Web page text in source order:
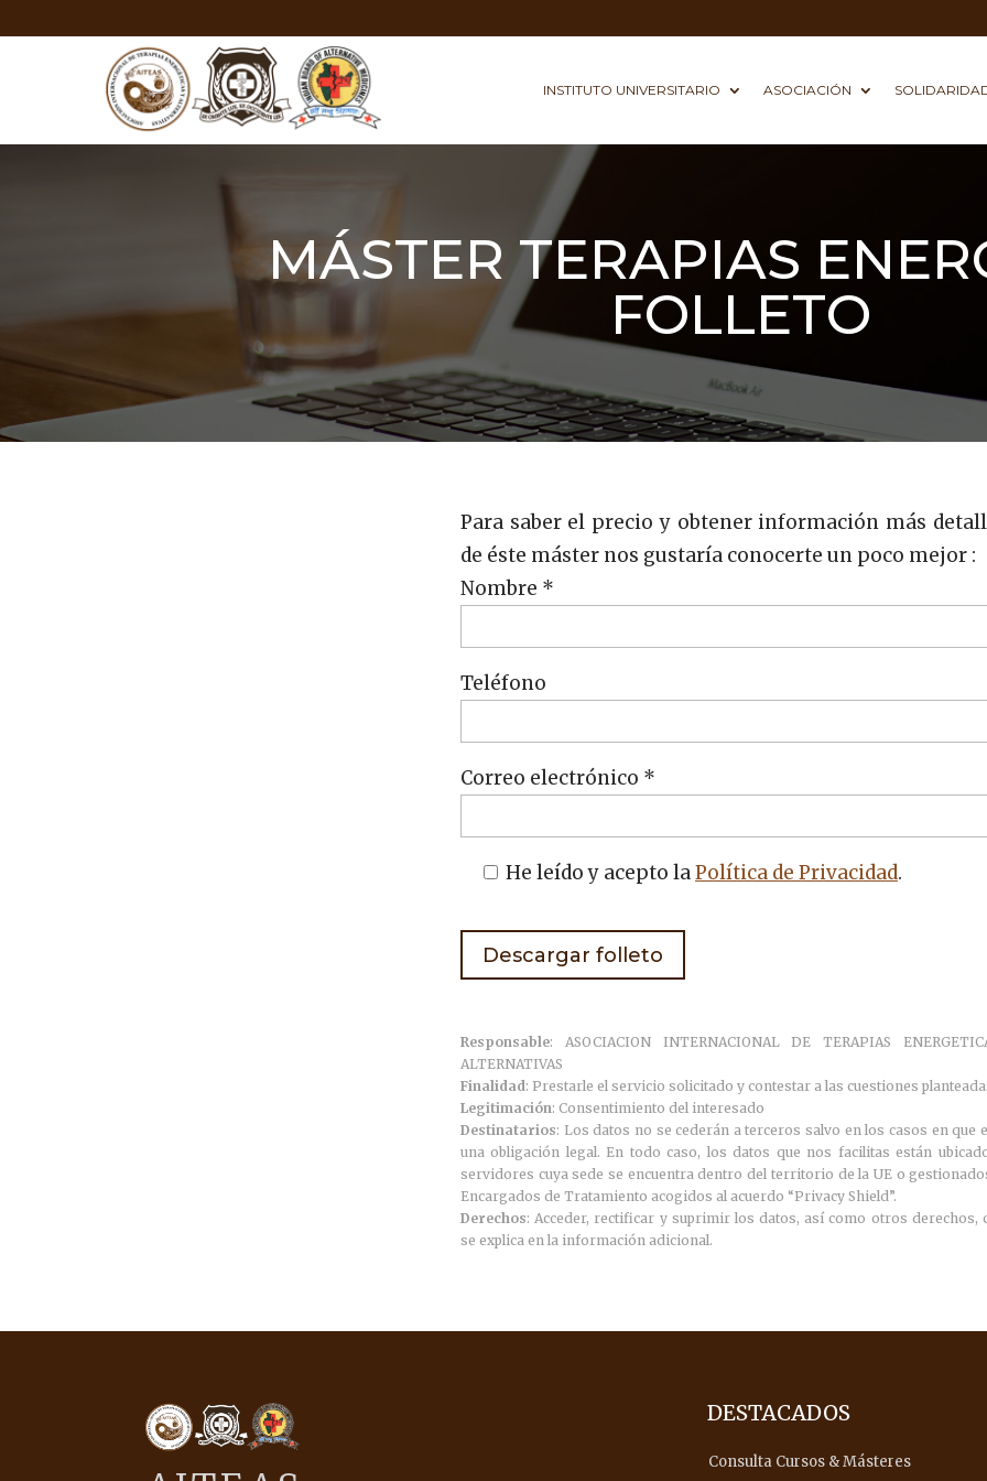
INSTITUTO UNIVERSITARIO ASOCIACIÓN
MÁSTER TERAPIAS
FOLLETO
Para saber el precio y obtener información más
de éste máster nos gustaría conocerte un poco mejor :
Nombre *
Teléfono
Correo electrónico *
He leído y acepto laPolítica de Privacidad.
Responsable: ASOCIACION INTERNACIONAL DE TERAPIAS
ALTERNATIVAS
Finalidad: Prestarle el servicio solicitado y contestar a las cuestiones
Legitimación: Consentimiento del interesado
Destinatarios: Los datos no se cederán a terceros salvo en los casos en que
una obligación legal. En todo caso, los datos que nos facilitas están
servidores cuya sede se encuentra dentro del territorio de la UE o
Encargados de Tratamiento acogidos al acuerdo “Privacy Shield”.
Derechos: Acceder, rectificar y suprimir los datos, así como otros derechos,
se explica en la información adicional.
DESTACADOS
Consulta Cursos & Másteres